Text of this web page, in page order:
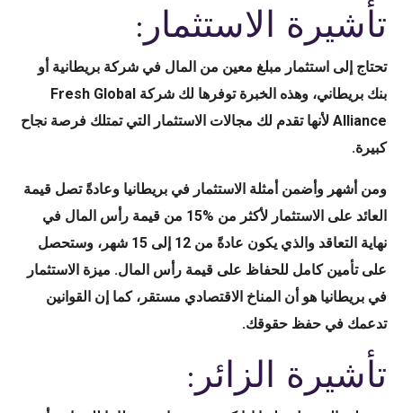
تأشيرة الاستثمار:
تحتاج إلى استثمار مبلغ معين من المال في شركة بريطانية أو
بنك بريطاني، وهذه الخبرة توفرها لك شركة Fresh Global
Alliance لأنها تقدم لك مجالات الاستثمار التي تمتلك فرصة نجاح
كبيرة.
ومن أشهر وأضمن أمثلة الاستثمار في بريطانيا وعادةً تصل قيمة
العائد على الاستثمار لأكثر من %15 من قيمة رأس المال في
نهاية التعاقد والذي يكون عادةً من 12 إلى 15 شهر، وستحصل
على تأمين كامل للحفاظ على قيمة رأس المال. ميزة الاستثمار
في بريطانيا هو أن المناخ الاقتصادي مستقر، كما إن القوانين
تدعمك في حفظ حقوقك.
تأشيرة الزائر: